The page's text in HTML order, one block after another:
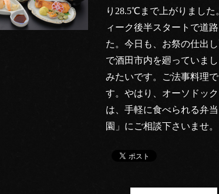
り28.5℃まで上がりまし
ィーク後半スタートで道
た。今日も、お祭の仕出
で酒田市内を廻っていま
みたいです。ご法事料理
す。やはり、オーソドッ
は、手軽に食べられる弁
園」にご相談下さいませ。